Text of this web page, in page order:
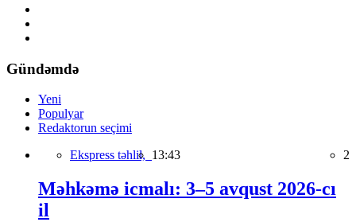
Gündəmdə
Yeni
Populyar
Redaktorun seçimi
Ekspress təhlil, 13:43 2
Məhkəmə icmalı: 3–5 avqust 2026-cı
il